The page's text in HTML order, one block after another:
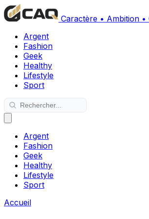
Caractère • Ambition •
Argent
Fashion
Geek
Healthy
Lifestyle
Sport
Argent
Fashion
Geek
Healthy
Lifestyle
Sport
Accueil